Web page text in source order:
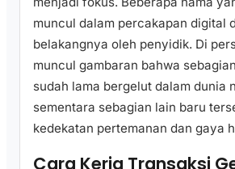
muncul dalam percakapan digital
belakangnya oleh penyidik. Di
muncul gambaran bahwa
sudah lama bergelut dalam dunia
sementara sebagian lain baru
kedekatan pertemanan dan gaya
Cara Kerja Transaksi